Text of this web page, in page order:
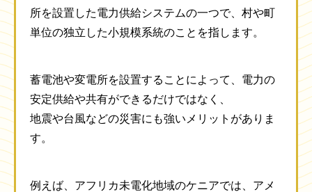
所を設置した電力供給システムの一つで、村や町
単位の独立した小規模系統のことを指します。
蓄電池や変電所を設置することによって、電力の
安定供給や共有ができるだけではなく、
地震や台風などの災害にも強いメリットがありま
す。
例えば、アフリカ未電化地域のケニアでは、アメ